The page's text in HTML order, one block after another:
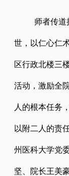
师者传道
世，以仁心仁
区行政北楼三
活动，激励全
人的根本任务
以附二人的责
州医科大学党
坚、院长王美